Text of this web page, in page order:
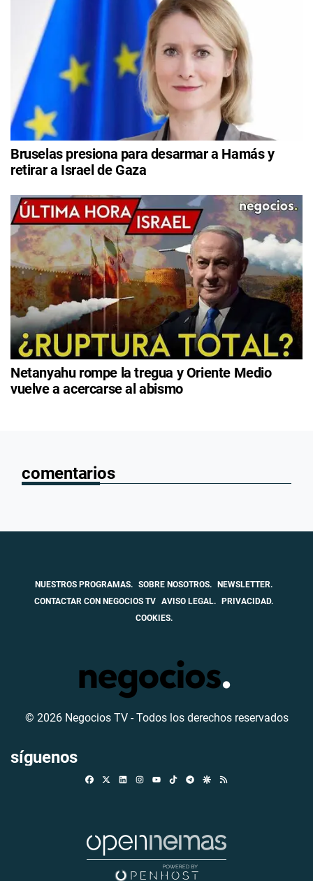
Bruselas presiona para desarmar a Hamás y
retirar a Israel de Gaza
Netanyahu rompe la tregua y Oriente Medio
vuelve a acercarse al abismo
comentarios
NUESTROS PROGRAMAS. SOBRE NOSOTROS.
NEWSLETTER.
CONTACTAR CON NEGOCIOS TV AVISO LEGAL.
PRIVACIDAD.
COOKIES.
© 2026 Negocios TV - Todos los derechos reservados
síguenos
FacebookLinkedinInstagramTikTokTelegramGoogle Discover